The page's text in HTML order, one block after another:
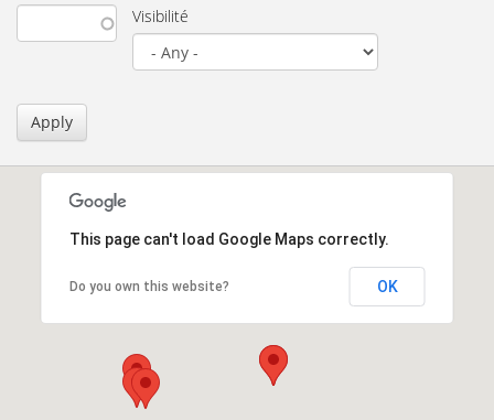
Visibilité
Apply
This page can't load Google Maps correctly.
Do you own this website? OK